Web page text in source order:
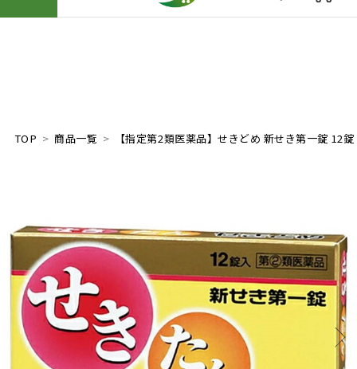
TOP 商品一覧 【指定第2類医薬品】せきどめ 新せき第一錠 12錠